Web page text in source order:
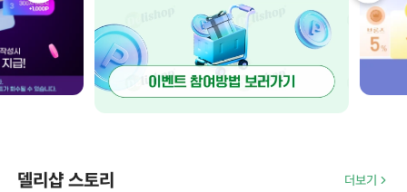
델리샵 스토리 더보기